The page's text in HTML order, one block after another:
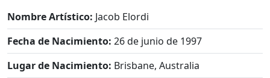
Nombre Artístico: Jacob Elordi
Fecha de Nacimiento: 26 de junio de 1997
Lugar de Nacimiento: Brisbane, Australia